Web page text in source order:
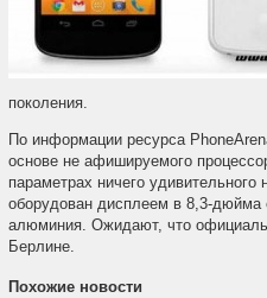
поколения.
По информации ресурса
основе не афишируемого
параметрах ничего
оборудован дисплеем в 8,3-дюйма
алюминия. Ожидают, что
Берлине.
Похожие новости